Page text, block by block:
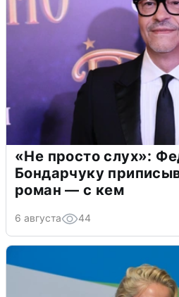
«Не просто слух»:
Бондарчуку
роман — с кем
6 августа 44